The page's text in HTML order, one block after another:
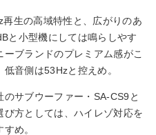
生の高域特性と、広がりのあ
と小型機にしては鳴らしやす
ブランドのプレミアム感がこ
音側は53Hzと控えめ。
サブウーファー・SA-CS9と
方としては、ハイレゾ対応を
め。